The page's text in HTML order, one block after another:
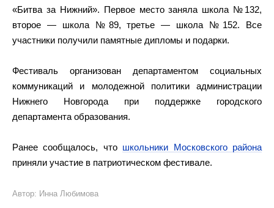
«Битва за Нижний». Первое место заняла школа №132,
второе — школа №89, третье — школа №152. Все
участники получили памятные дипломы и подарки.
Фестиваль организован департаментом социальных
коммуникаций и молодежной политики администрации
Нижнего Новгорода при поддержке городского
департамента образования.
Ранее сообщалось, что школьники Московского района
приняли участие в патриотическом фестивале.
Автор: Инна Любимова